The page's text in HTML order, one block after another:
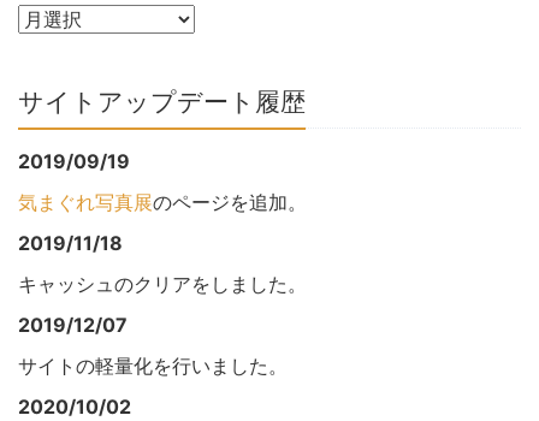
サイトアップデート履歴
2019/09/19
気まぐれ写真展のページを追加。
2019/11/18
キャッシュのクリアをしました。
2019/12/07
サイトの軽量化を行いました。
2020/10/02